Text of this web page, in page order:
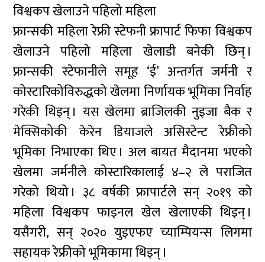
विश्वकप खेलाउने पहिलो महिला
फ्रान्सकी महिला रेफ्री स्टेफनी फ्रापार्ट फिफा विश्वकप
खेलाउने पहिलो महिला खेलाडी बनेकी छिन् ।
फ्रान्सकी स्टेफानीले समूह ‘ई’ अन्तर्गत जर्मनी र
कोस्टारिकोविरुद्धको खेलमा निर्णायक भूमिका निर्वाह
गरेकी थिइन् । यस खेलमा ब्राजिलकी नुइजा बैक र
मेक्सिकोकी केरेन डियाजले असिस्टेन्ट रेफ्रीको
भूमिका निभाएका थिए । अल बायत मैदानमा भएको
खेलमा जर्मनीले कोस्टारिकालाई ४–२ ले पराजित
गरेको थियो । ३८ वर्षकी फ्रापार्टले सन् २०१९ को
महिला विश्वकप फाइनल खेल खेलाएकी थिइन् ।
यसैगरी, सन् २०२० युइएफए च्याम्पियन्स लिगमा
सहायक रेफ्रीको भूमिकामा थिइन् ।